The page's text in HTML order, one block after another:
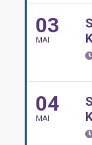
03
MAI
04
MAI